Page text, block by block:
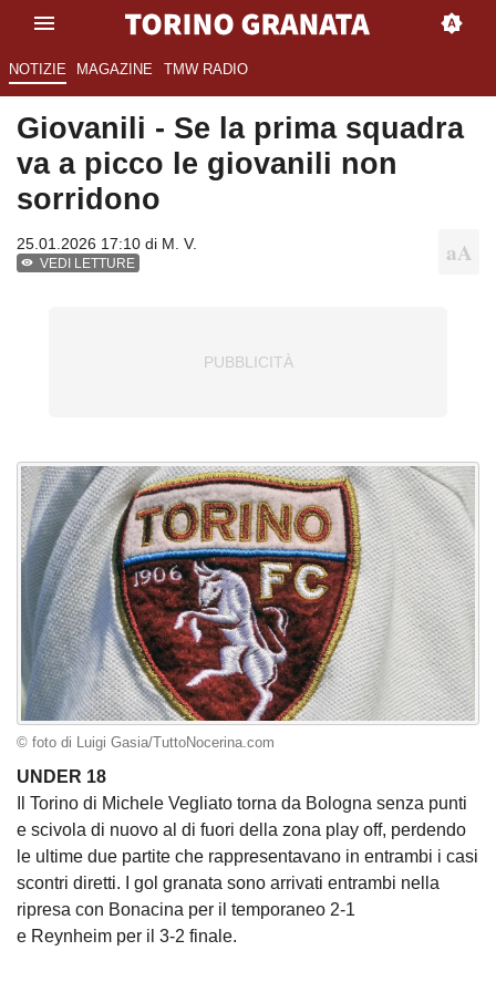
NOTIZIE MAGAZINE TMW RADIO
Giovanili - Se la prima squadra
va a picco le giovanili non
sorridono
25.01.2026 17:10 di M. V.
VEDI LETTURE
© foto di Luigi Gasia/TuttoNocerina.com
UNDER 18
Il Torino di Michele Vegliato torna da Bologna senza punti
e scivola di nuovo al di fuori della zona play off, perdendo
le ultime due partite che rappresentavano in entrambi i casi
scontri diretti. I gol granata sono arrivati entrambi nella
ripresa con Bonacina per il temporaneo 2-1
e Reynheim per il 3-2 finale.